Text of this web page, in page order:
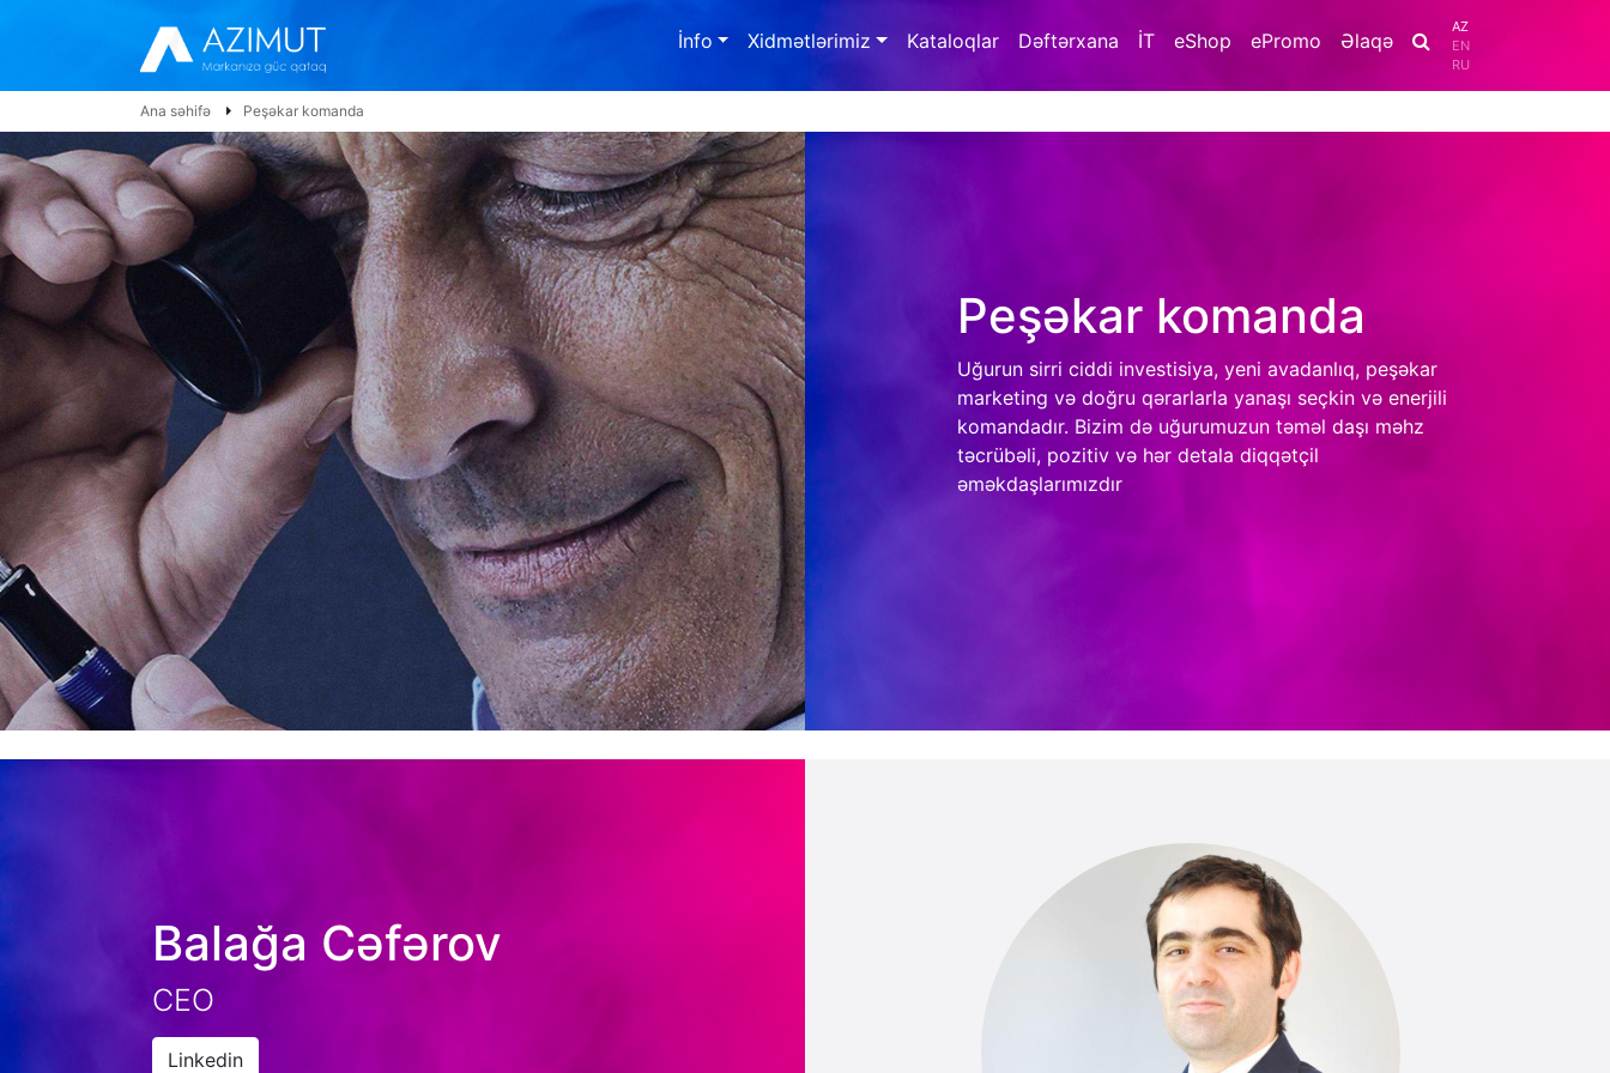
İnfo Xidmətlərimiz Kataloqlar Dəftərxana İT eShop ePromo Əlaqə
AZ
EN
RU
Ana səhifə Peşəkar komanda
Peşəkar komanda
Uğurun sirri ciddi investisiya, yeni avadanlıq, peşəkar
marketing və doğru qərarlarla yanaşı seçkin və enerjili
komandadır. Bizim də uğurumuzun təməl daşı məhz
təcrübəli, pozitiv və hər detala diqqətçil
əməkdaşlarımızdır
Balağa Cəfərov
CEO
Linkedin